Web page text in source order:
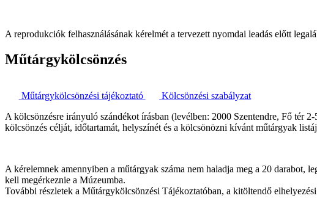
A reprodukciók felhasználásának kérelmét a tervezett nyomdai leadás előtt
Műtárgykölcsönzés
Műtárgykölcsönzési tájékoztató
Kölcsönzési szabályzat
A kölcsönzésre irányuló szándékot írásban (levélben: 2000 Szentendre, Fő tér
kölcsönzés célját, időtartamát, helyszínét és a kölcsönözni kívánt műtárgyak
A kérelemnek amennyiben a műtárgyak száma nem haladja meg a 20 darabot,
kell megérkeznie a Múzeumba.
További részletek a Műtárgykölcsönzési Tájékoztatóban, a kitöltendő